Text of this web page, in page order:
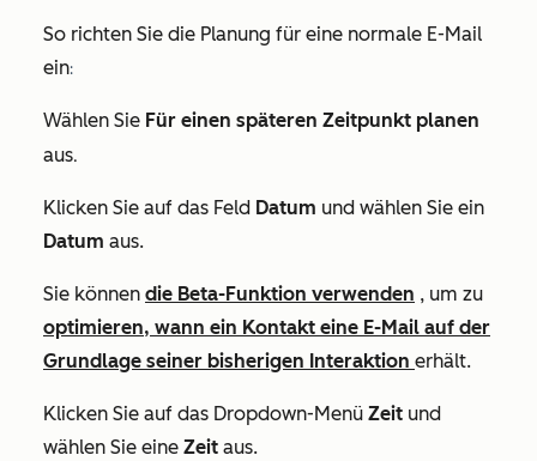
So richten Sie die Planung für eine normale E-Mail
ein:
Wählen Sie Für einen späteren Zeitpunkt planen
aus.
Klicken Sie auf das Feld Datum und wählen Sie ein
Datum aus.
Sie können die Beta-Funktion verwenden , um zu
optimieren, wann ein Kontakt eine E-Mail auf der
Grundlage seiner bisherigen Interaktion erhält.
Klicken Sie auf das Dropdown-Menü Zeit und
wählen Sie eine Zeit aus.